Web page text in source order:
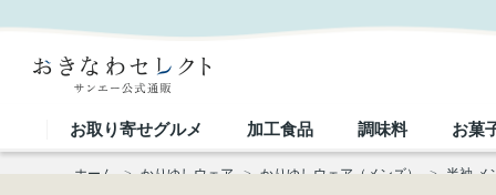
お取り寄せグルメ 加工食品 調味料 お菓
ホーム > かりゆしウェア > かりゆしウェア（メンズ） > 半袖 メ